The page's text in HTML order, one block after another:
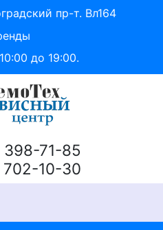
пр-т. Вл164
до 19:00.
398-71-85
702-10-30